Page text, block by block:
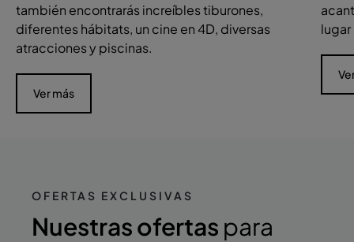
también encontrarás increíbles tiburones,
diferentes hábitats, un cine en 4D, diversas
atracciones y piscinas.
Ver más
OFERTAS EXCLUSIVAS
Nuestras ofertas para